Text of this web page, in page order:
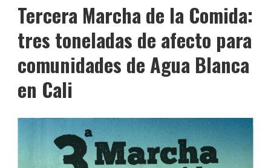
Tercera Marcha de la Comida:
tres toneladas de afecto para
comunidades de Agua Blanca
en Cali